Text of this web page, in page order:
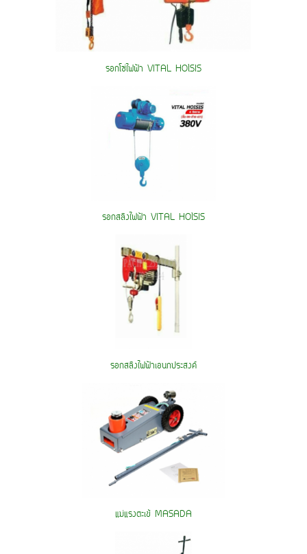
รอกโซ่ไฟฟ้า VITAL HOlSIS
รอกสลิงไฟฟ้า VITAL HOlSIS
รอกสลิงไฟฟ้าเอนกประสงค์
แม่แรงตะเข้ MASADA